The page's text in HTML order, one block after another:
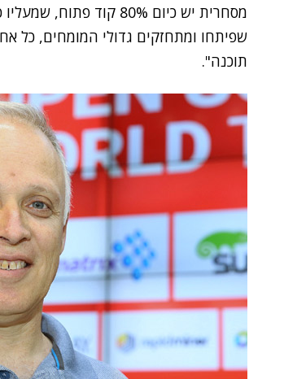
שפיתחו ומתחזקים גדולי המומחים, כל
תוכנה".